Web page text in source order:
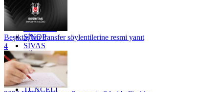
RİZE
SAKARYA
SİNOP
SİVAS
SİİRT
TEKİRDAĞ
TOKAT
TRABZON
TUNCELİ
Beşiktaş'tan transfer söylentilerine resmi yanıt
4